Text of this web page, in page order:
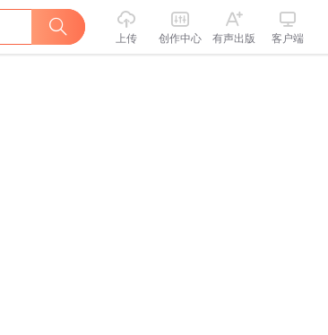
上传 创作中心 有声出版 客户端